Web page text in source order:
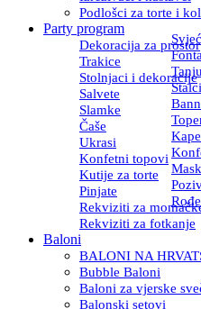
Podlošci za torte i
Party program
Dekoracija za prostor
Trakice
Stolnjaci i dekoracije
Salvete
Slamke
Čaše
Ukrasi
Kape
Konfetni topovi
Kutije za torte
Pinjate
Rekviziti za
Rekviziti za fotkanje
Baloni
BALONI NA
Bubble Baloni
Baloni za vjerske
Balonski setovi